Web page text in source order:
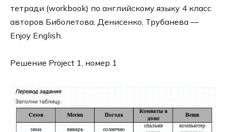
тетради (workbook) по английскому языку 4 класс
авторов Биболетова, Денисенко, Трубанева —
Enjoy English.
Решение Project 1, номер 1